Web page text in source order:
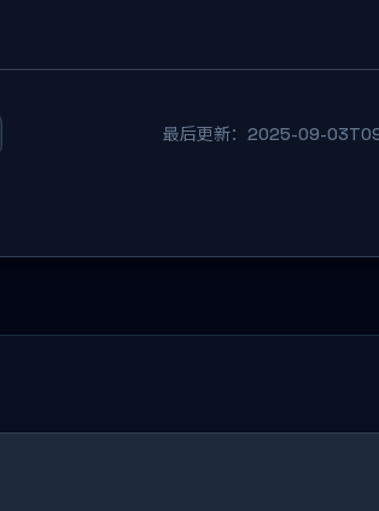
最后更新：2025-09-